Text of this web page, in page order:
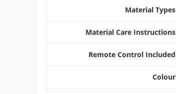
Material Types
Material Care Instructions
Remote Control Included
Colour